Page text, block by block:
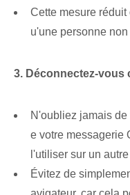
Cette mesure
u'une personne
3. ⁢Déconnectez-vous
N'oubliez jamais
e votre messagerie
l'utiliser sur un
Évitez de